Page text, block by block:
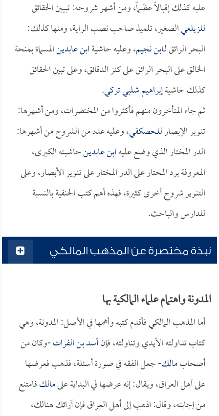
عليه كذلك إقبالاً عظيماً، ومن أشهر شروحه: تبيين الحقائق
للزيلعيالصغير، تلميذ صاحب نصب الراية، ومنها كذلك:
البحر الرائق لـابن نجيم، وعليه حاشيةابن عابدينالمسماة بمنحة
الخالق على البحر الرائق على كنز الدقائق، وعلى تبين الحقائق
كذلك حاشيةإبراهيم شلبي تركي.
ثم جاء المتأخرون منهم فأكثروا من المختصرات، ومن أشهرها:
تنوير الإبصارللحصكفي، وعليه عدد من الشروح من أشهرها:
الدر المختار الذي وضع عليهابن عابدينحاشيته الكبرى،
المعروفة برد المحتار على الدر المختار على تنوير الأبصار، وعلى
التنوير شروح أخرى كثيرة، فهذه أهم كتب الحنفية بالنسبة
للدارس والباحث.
نبذة مختصرة عن المذهب المالكي
المدونة واهتمام علماء المالكية بها
أما المذهب المالكي فأقدم كتبه وأهمها في الأصل: المدونة، وهي
كتاب تداولته الأيدي وتناولته، فإنأسد بن الفرات-وكان من
أصحابمالك- جعل الفقه في صورة أسئلة، فذهب فعرضها
على أهل العراق، ويقال: إنه عرضها في البداية علىمالكفامتنع
من إجابته، وقال: اذهب إلى أهل العراق فإن آرائك هنالك،